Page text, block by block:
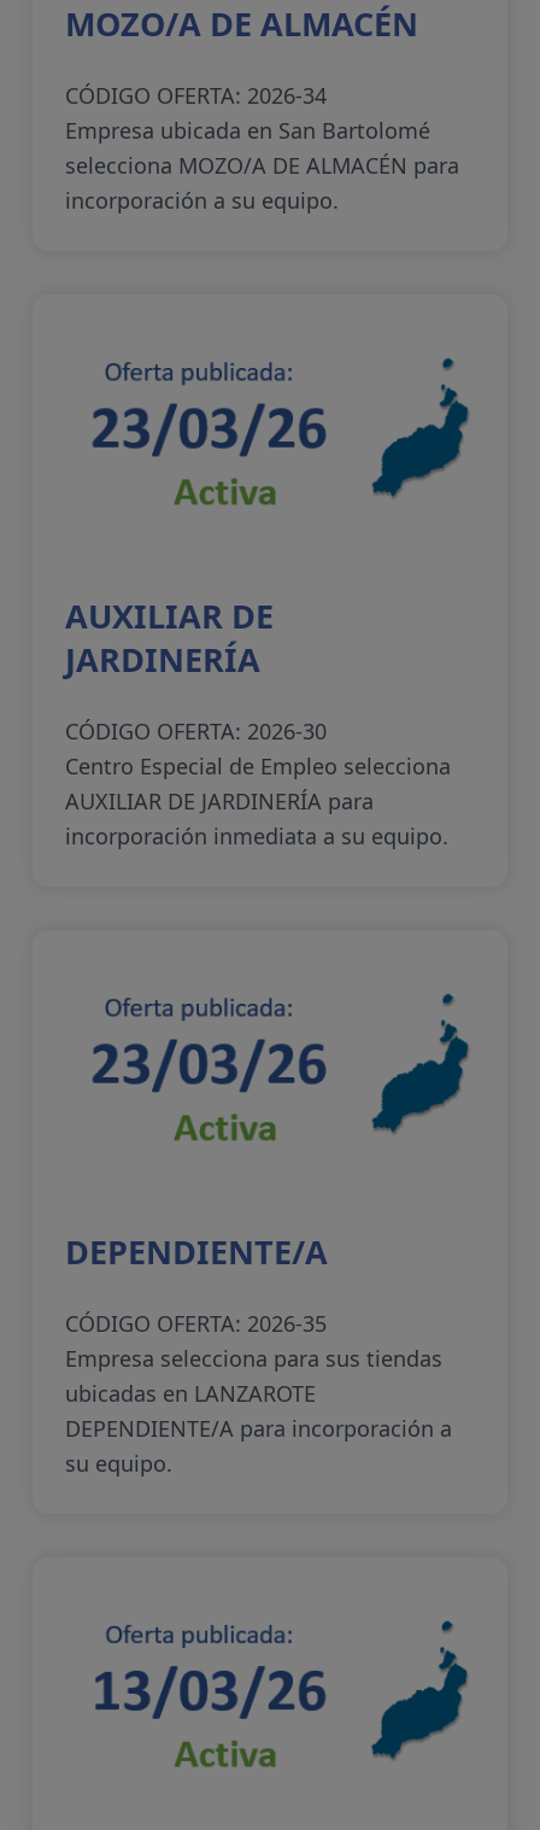
MOZO/A DE ALMACÉN
CÓDIGO OFERTA: 2026-34
Empresa ubicada en San Bartolomé
selecciona MOZO/A DE ALMACÉN para
incorporación a su equipo.
AUXILIAR DE
JARDINERÍA
CÓDIGO OFERTA: 2026-30
Centro Especial de Empleo selecciona
AUXILIAR DE JARDINERÍA para
incorporación inmediata a su equipo.
DEPENDIENTE/A
CÓDIGO OFERTA: 2026-35
Empresa selecciona para sus tiendas
ubicadas en LANZAROTE
DEPENDIENTE/A para incorporación a
su equipo.